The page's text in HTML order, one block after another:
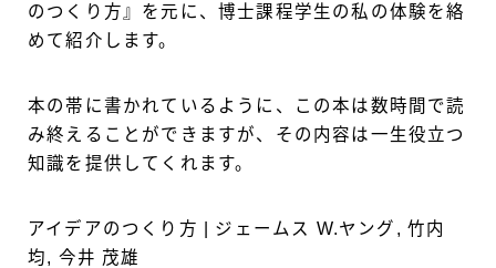
のつくり方』を元に、博士課程学生の私の体験を絡
めて紹介します。
本の帯に書かれているように、この本は数時間で読
み終えることができますが、その内容は一生役立つ
知識を提供してくれます。
アイデアのつくり方 | ジェームス W.ヤング, 竹内
均, 今井 茂雄